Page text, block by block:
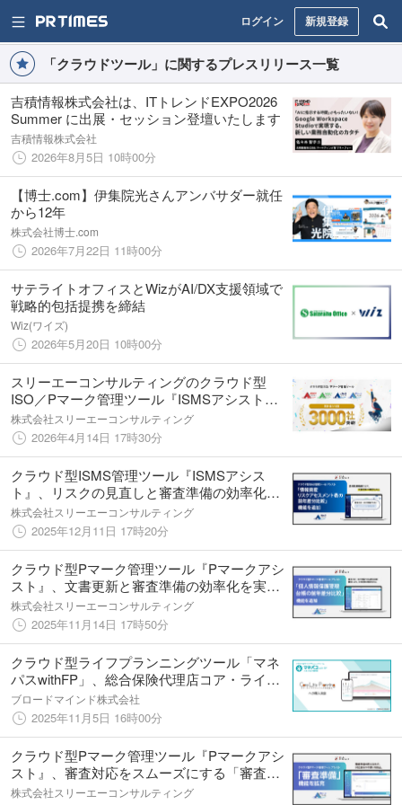
ログイン 新規登録
「クラウドツール」に関するプレスリリース一覧
吉積情報株式会社は、ITトレンドEXPO2026
Summer に出展・セッション登壇いたします
吉積情報株式会社
2026年8月5日 10時00分
【博士.com】伊集院光さんアンバサダー就任
から12年
株式会社博士.com
2026年7月22日 11時00分
サテライトオフィスとWizがAI/DX支援領域で
戦略的包括提携を締結
Wiz(ワイズ)
2026年5月20日 10時00分
スリーエーコンサルティングのクラウド型
ISO／Pマーク管理ツール『ISMSアシスト』
『9001アシスト』『14001アシスト』『Pマー
クアシスト』、1年11ヶ月で導入社数3,000社
を突破！
株式会社スリーエーコンサルティング
2026年4月14日 17時30分
クラウド型ISMS管理ツール『ISMSアシス
ト』、リスクの見直しと審査準備の効率化を
実現する『情報資産リスクアセスメント表の
前年差分比較』機能を追加 ― 審査準備をスム
ーズにし、運用負荷を大幅に軽減。
株式会社スリーエーコンサルティング
2025年12月11日 17時20分
クラウド型Pマーク管理ツール『Pマークアシ
スト』、文書更新と審査準備の効率化を実現
する『個人情報保護管理台帳の前年差分比
較』機能を追加 ― 審査準備をスムーズにし、
運用負荷を軽減。
株式会社スリーエーコンサルティング
2025年11月14日 17時50分
クラウド型ライフプランニングツール「マネ
パスwithFP」、総合保険代理店コア・ライフ
プランニング株式会社へ提供開始
ブロードマインド株式会社
2025年11月5日 16時00分
クラウド型Pマーク管理ツール『Pマークアシ
スト』、審査対応をスムーズにする「審査準
備」機能を拡充。「アシスト」シリーズ全製
株式会社スリーエーコンサルティング